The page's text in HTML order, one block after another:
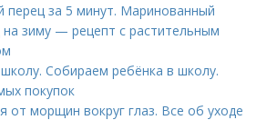
перец за 5 минут. Маринованный
на зиму — рецепт с растительным
Собираем ребёнка в школу.
покупок
от морщин вокруг глаз. Все об уходе